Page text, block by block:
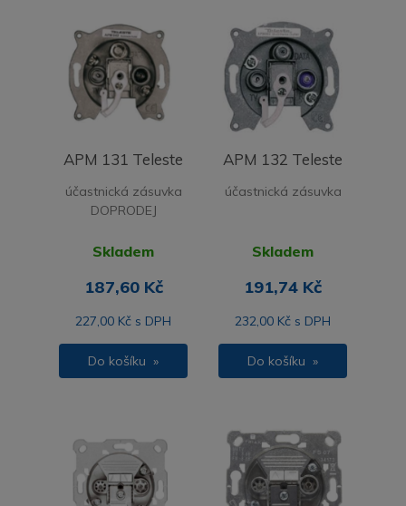
APM 131 Teleste
účastnická zásuvka
DOPRODEJ
Skladem
187,60 Kč
227,00 Kč s DPH
Do košíku »
APM 132 Teleste
účastnická zásuvka
Skladem
191,74 Kč
232,00 Kč s DPH
Do košíku »